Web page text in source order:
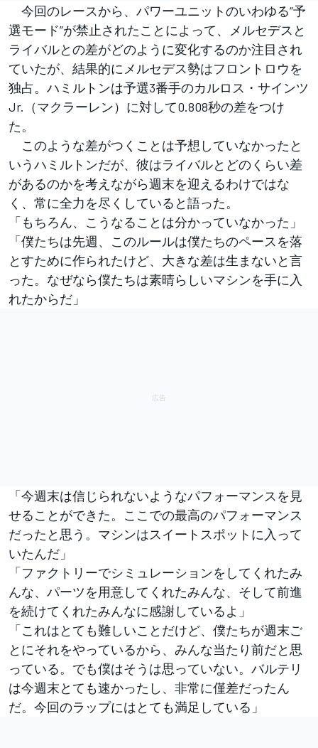
今回のレースから、パワーユニットのいわゆる“予
選モード”が禁止されたことによって、メルセデスと
ライバルとの差がどのように変化するのか注目され
ていたが、結果的にメルセデス勢はフロントロウを
独占。ハミルトンは予選3番手のカルロス・サインツ
Jr.（マクラーレン）に対して0.808秒の差をつけ
た。
このような差がつくことは予想していなかったと
いうハミルトンだが、彼はライバルとどのくらい差
があるのかを考えながら週末を迎えるわけではな
く、常に全力を尽くしていると語った。
「もちろん、こうなることは分かっていなかった」
「僕たちは先週、このルールは僕たちのペースを落
とすために作られたけど、大きな差は生まないと言
った。なぜなら僕たちは素晴らしいマシンを手に入
れたからだ」
「今週末は信じられないようなパフォーマンスを見
せることができた。ここでの最高のパフォーマンス
だったと思う。マシンはスイートスポットに入って
いたんだ」
「ファクトリーでシミュレーションをしてくれたみ
んな、パーツを用意してくれたみんな、そして前進
を続けてくれたみんなに感謝しているよ」
「これはとても難しいことだけど、僕たちが週末ご
とにそれをやっているから、みんな当たり前だと思
っている。でも僕はそうは思っていない。バルテリ
は今週末とても速かったし、非常に僅差だったん
だ。今回のラップにはとても満足している」